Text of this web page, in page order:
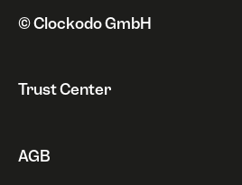
Rechnungen
Sonstiges
© Clockodo GmbH
Trust Center
AGB